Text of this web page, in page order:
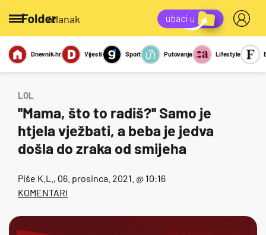
/članak
Miks Kviz
Report
Sexy
Dnevnik.hr Vijesti Sport Putovanja Lifestyle
LOL
''Mama, što to radiš?'' Samo je
htjela vježbati, a beba je jedva
došla do zraka od smijeha
Piše K.L. , 06. prosinca. 2021. @ 10:16
KOMENTARI